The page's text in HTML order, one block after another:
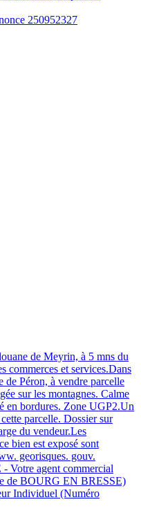
de Meyrin, à 5 mns du
commerces et services.Dans
de Péron, à vendre parcelle
sur les montagnes. Calme
en bordures. Zone UGP2.Un
parcelle. Dossier sur
du vendeur.Les
bien est exposé sont
georisques. gouv.
Votre agent commercial
de BOURG EN BRESSE)
Individuel (Numéro